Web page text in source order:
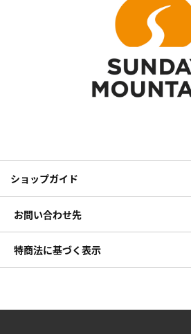
ショップガイド
お問い合わせ先
特商法に基づく表示